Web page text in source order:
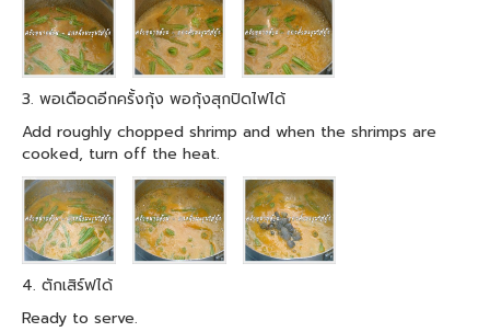
3. พอเดือดอีกครั้งกุ้ง พอกุ้งสุกปิดไฟได้
Add roughly chopped shrimp and when the shrimps are
cooked, turn off the heat.
4. ตักเสิร์ฟได้
Ready to serve.